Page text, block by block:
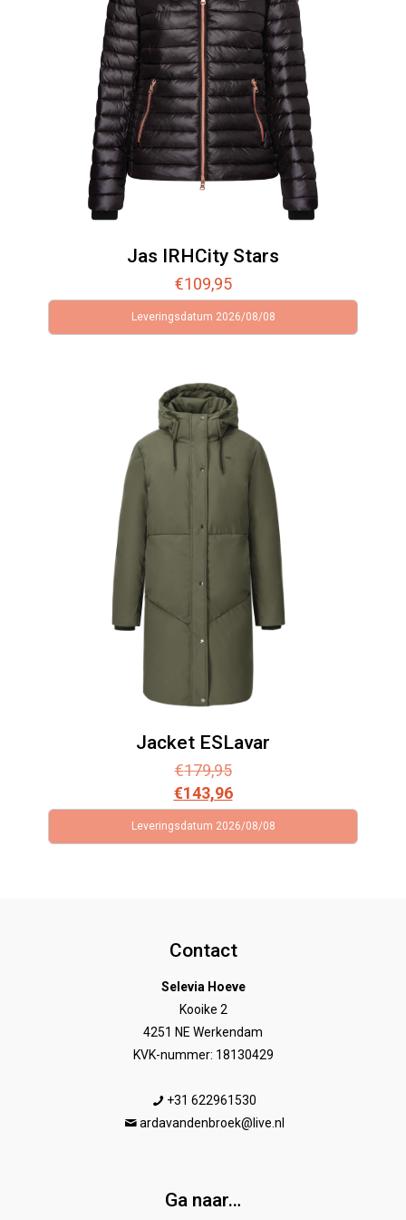
Jas IRHCity Stars
€109,95
Leveringsdatum 2026/08/08
Jacket ESLavar
€179,95
€143,96
Leveringsdatum 2026/08/08
Contact
Selevia Hoeve
Kooike 2
4251 NE Werkendam
KVK-nummer: 18130429
+31 622961530
ardavandenbroek@live.nl
Ga naar…